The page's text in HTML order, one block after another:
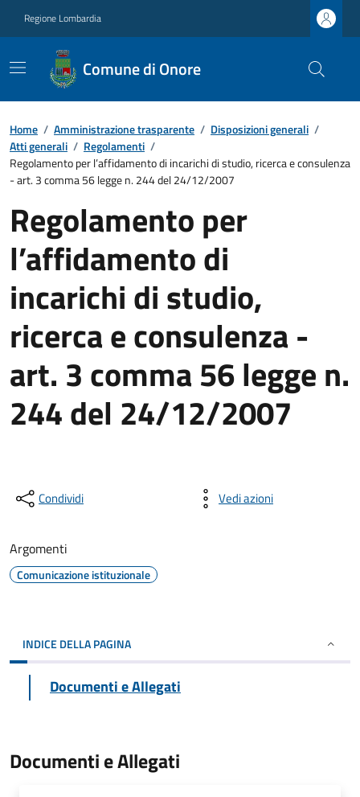
Regione Lombardia
Comune di Onore
Home / Amministrazione trasparente / Disposizioni generali /
Atti generali / Regolamenti /
Regolamento per l’affidamento di incarichi di studio, ricerca e consulenza
- art. 3 comma 56 legge n. 244 del 24/12/2007
Regolamento per
l’affidamento di
incarichi di studio,
ricerca e consulenza -
art. 3 comma 56 legge n.
244 del 24/12/2007
Condividi Vedi azioni
Argomenti
Comunicazione istituzionale
INDICE DELLA PAGINA
Documenti e Allegati
Documenti e Allegati